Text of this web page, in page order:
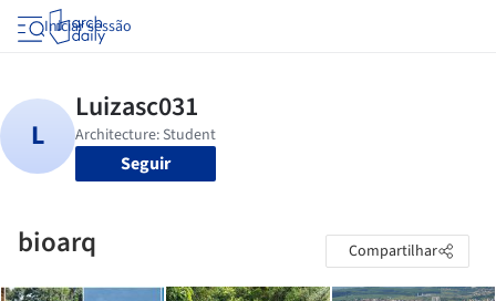
Iniciar sessão
Seguir
bioarq Compartilhar